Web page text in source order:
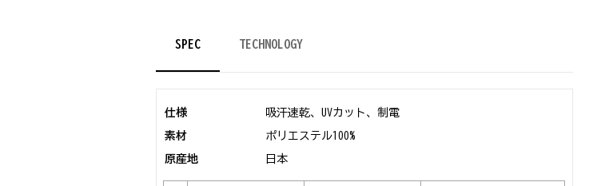
SPEC TECHNOLOGY
仕様 吸汗速乾、UVカット、制電
素材 ポリエステル100%
原産地 日本